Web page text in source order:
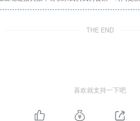
THE END
喜欢就支持一下吧